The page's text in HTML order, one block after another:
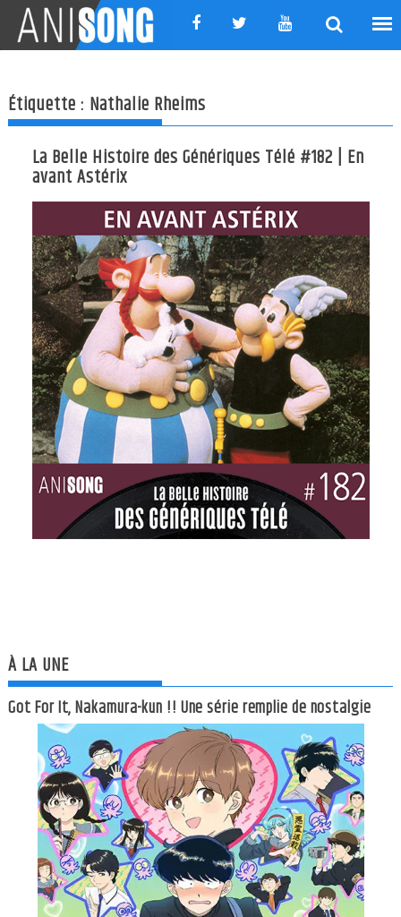
content
Étiquette : Nathalie Rheims
La Belle Histoire des Génériques Télé #182 | En
avant Astérix
À LA UNE
Got For It, Nakamura-kun !! Une série remplie de nostalgie